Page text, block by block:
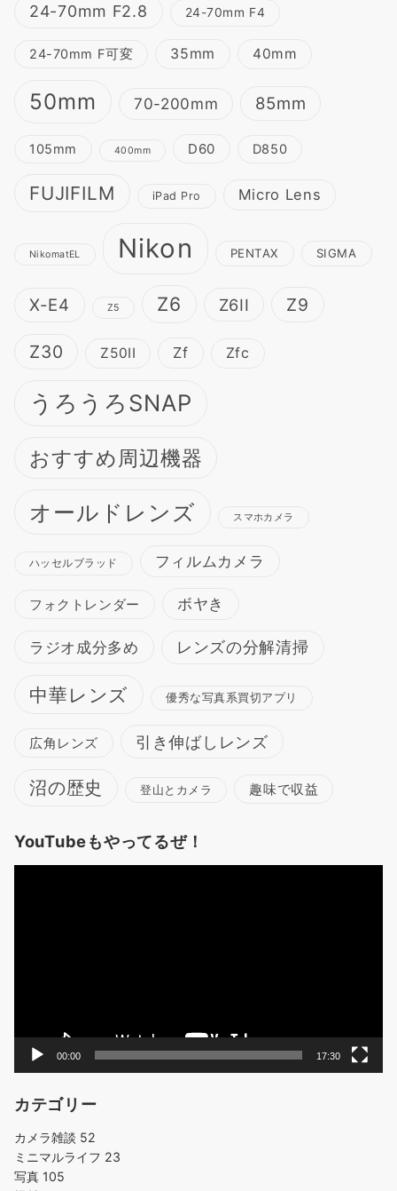
24-70mm F2.8 24-70mm F4
24-70mm F可変 35mm 40mm
50mm 70-200mm 85mm
105mm 400mm D60 D850
FUJIFILM iPad Pro Micro Lens
NikomatEL Nikon PENTAX SIGMA
X-E4 Z5 Z6 Z6II Z9
Z30 Z50II Zf Zfc
うろうろSNAP
おすすめ周辺機器
オールドレンズ スマホカメラ
ハッセルブラッド フィルムカメラ
フォクトレンダー ボヤき
ラジオ成分多め レンズの分解清掃
中華レンズ 優秀な写真系買切アプリ
広角レンズ 引き伸ばしレンズ
沼の歴史 登山とカメラ 趣味で収益
YouTubeもやってるぜ！
00:00 17:30
カテゴリー
カメラ雑談 52
ミニマルライフ 23
写真 105